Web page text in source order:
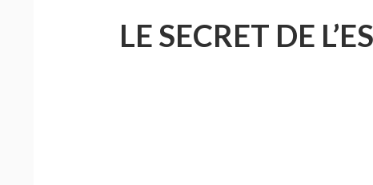
LE SECRET DE